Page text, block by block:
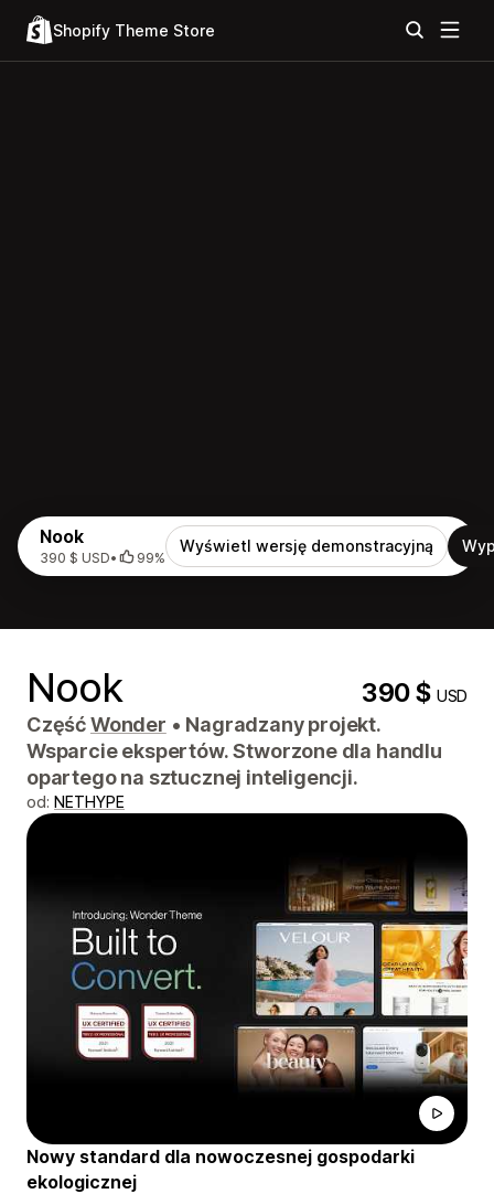
Shopify Theme Store
Nook
390 $ USD• 99%
Wyświetl wersję demonstracyjną
Nook 390 $USD
CzęśćWonder • Nagradzany projekt.
Wsparcie ekspertów. Stworzone dla handlu
opartego na sztucznej inteligencji.
od: NETHYPE
Nowy standard dla nowoczesnej gospodarki
ekologicznej